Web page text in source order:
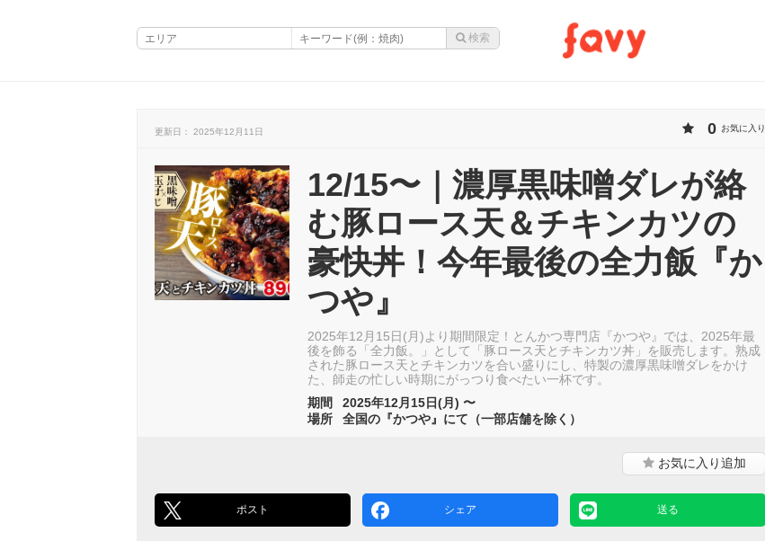
更新日： 2025年12月11日 0 お気に入り
12/15〜｜濃厚黒味噌ダレが絡
む豚ロース天＆チキンカツの
豪快丼！今年最後の全力飯『か
つや』
2025年12月15日(月)より期間限定！とんかつ専門店『かつや』では、2025年最
後を飾る「全力飯。」として「豚ロース天とチキンカツ丼」を販売します。熟成
された豚ロース天とチキンカツを合い盛りにし、特製の濃厚黒味噌ダレをかけ
た、師走の忙しい時期にがっつり食べたい一杯です。
期間
2025年12月15日(月) 〜
場所
全国の『かつや』にて（一部店舗を除く）
お気に入り追加
ポスト シェア 送る